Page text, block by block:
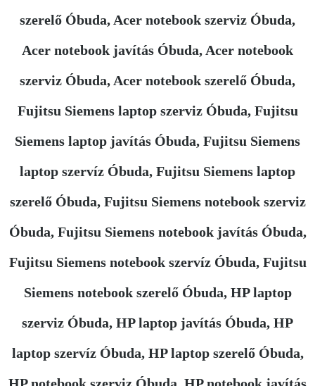
szerelő Óbuda, Acer notebook szerviz Óbuda,
Acer notebook javítás Óbuda, Acer notebook
szerviz Óbuda, Acer notebook szerelő Óbuda,
Fujitsu Siemens laptop szerviz Óbuda, Fujitsu
Siemens laptop javítás Óbuda, Fujitsu Siemens
laptop szervíz Óbuda, Fujitsu Siemens laptop
szerelő Óbuda, Fujitsu Siemens notebook szerviz
Óbuda, Fujitsu Siemens notebook javítás Óbuda,
Fujitsu Siemens notebook szervíz Óbuda, Fujitsu
Siemens notebook szerelő Óbuda, HP laptop
szerviz Óbuda, HP laptop javítás Óbuda, HP
laptop szervíz Óbuda, HP laptop szerelő Óbuda,